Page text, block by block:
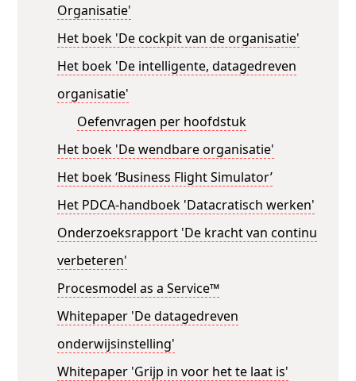
Organisatie'
Het boek 'De cockpit van de organisatie'
Het boek 'De intelligente, datagedreven
organisatie'
Oefenvragen per hoofdstuk
Het boek 'De wendbare organisatie'
Het boek ‘Business Flight Simulator’
Het PDCA-handboek 'Datacratisch werken'
Onderzoeksrapport 'De kracht van continu
verbeteren'
Procesmodel as a Service™
Whitepaper 'De datagedreven
onderwijsinstelling'
Whitepaper 'Grijp in voor het te laat is'